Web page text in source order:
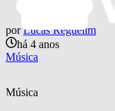
por Lucas Reguelim
há 4 anos
Música
Música